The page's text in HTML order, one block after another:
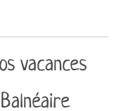
vacances